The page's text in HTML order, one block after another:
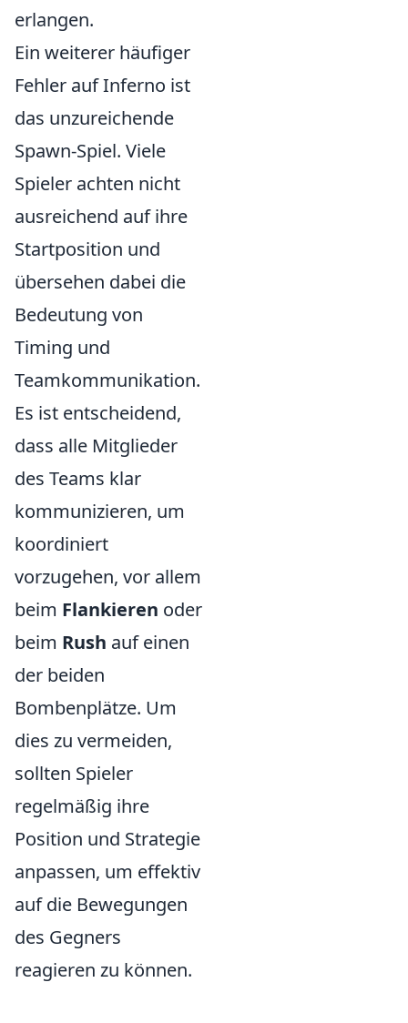
erlangen.
Ein weiterer häufiger
Fehler auf Inferno ist
das unzureichende
Spawn-Spiel. Viele
Spieler achten nicht
ausreichend auf ihre
Startposition und
übersehen dabei die
Bedeutung von
Timing und
Teamkommunikation.
Es ist entscheidend,
dass alle Mitglieder
des Teams klar
kommunizieren, um
koordiniert
vorzugehen, vor allem
beim Flankieren oder
beim Rush auf einen
der beiden
Bombenplätze. Um
dies zu vermeiden,
sollten Spieler
regelmäßig ihre
Position und Strategie
anpassen, um effektiv
auf die Bewegungen
des Gegners
reagieren zu können.